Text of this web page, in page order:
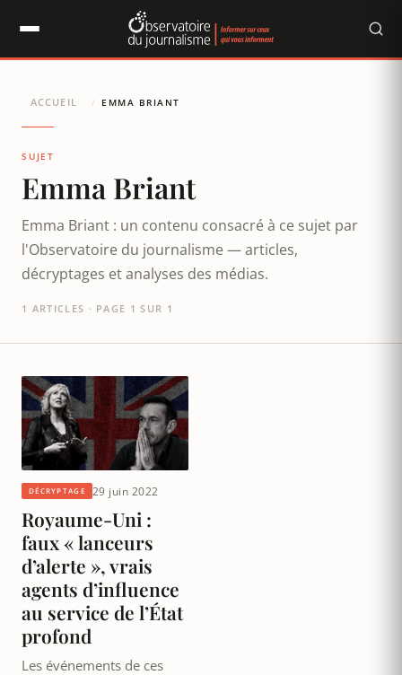
ACCUEIL / EMMA BRIANT
SUJET
Emma Briant
Emma Briant : un contenu consacré à ce sujet par
l'Observatoire du journalisme — articles,
décryptages et analyses des médias.
1 ARTICLES · PAGE 1 SUR 1
DÉCRYPTAGE 29 juin 2022
Royaume-Uni :
faux « lanceurs
d’alerte », vrais
agents d’influence
au service de l’État
profond
Les événements de ces
Panneau de gestion des cookies